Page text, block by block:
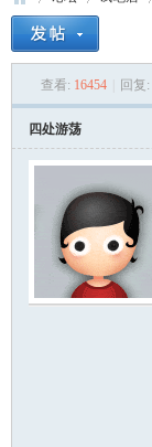
› ›
查看: 16454 回复:
四处游荡